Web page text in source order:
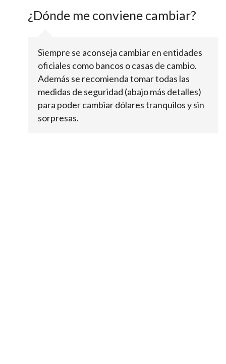
¿Dónde me conviene cambiar?
Siempre se aconseja cambiar en entidades
oficiales como bancos o casas de cambio.
Además se recomienda tomar todas las
medidas de seguridad (abajo más detalles)
para poder cambiar dólares tranquilos y sin
sorpresas.